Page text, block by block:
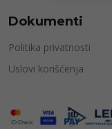
Dokumenti
Politika privatnosti
Uslovi korišćenja